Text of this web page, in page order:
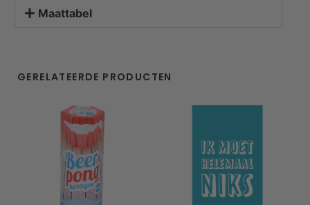
Maattabel
GERELATEERDE PRODUCTEN